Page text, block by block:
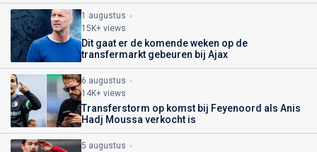
1 augustus
15K+ views
Dit gaat er de komende weken op de
transfermarkt gebeuren bij Ajax
6 augustus
14K+ views
Transferstorm op komst bij Feyenoord als Anis
Hadj Moussa verkocht is
5 augustus